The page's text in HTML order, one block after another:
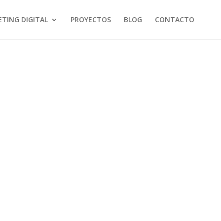
DIGITAL PROYECTOS BLOG CONTACTO